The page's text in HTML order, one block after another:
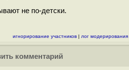
не по-детски.
игнорирование участников | лог модерирования
комментарий